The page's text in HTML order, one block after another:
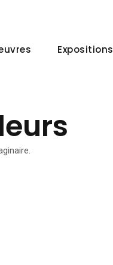
Expositions